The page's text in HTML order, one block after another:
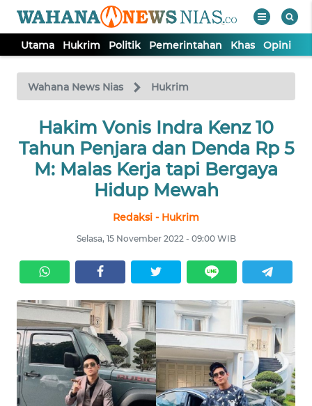
Utama Hukrim Politik Pemerintahan Khas Opini
Wahana News Nias Hukrim
Hakim Vonis Indra Kenz 10
Tahun Penjara dan Denda Rp 5
M: Malas Kerja tapi Bergaya
Hidup Mewah
Redaksi - Hukrim
Selasa, 15 November 2022 - 09:00 WIB
TV
Tutup
UTAMA
HUKRIM
PEMERINTAHAN
KHAS
OPINI
NUSANTARA
SERBA-